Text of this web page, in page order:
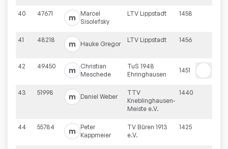
40 47671 m
Marcel
Sisolefsky
LTV Lippstadt 1458
41 48218 m Hauke Gregor
LTV Lippstadt 1456
42 49450 m
Christian
Meschede
TuS 1948
Ehringhausen
1451
43 51998 m Daniel Weber
TTV
Kneblinghausen-
Meiste e.V.
1440
44 55784 m
Peter
Kappmeier
TV Büren 1913
e.V.
1425